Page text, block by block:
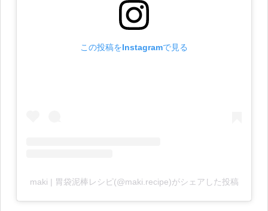
この投稿をInstagramで見る
maki | 胃袋泥棒レシピ(@maki.recipe)がシェアした投稿